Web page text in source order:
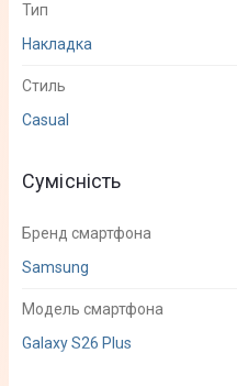
Тип
Накладка
Стиль
Casual
Сумісність
Бренд смартфона
Samsung
Модель смартфона
Galaxy S26 Plus